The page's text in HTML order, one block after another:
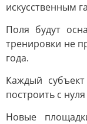
искусственным
Поля будут
тренировки не
года.
Каждый
построить с
Новые